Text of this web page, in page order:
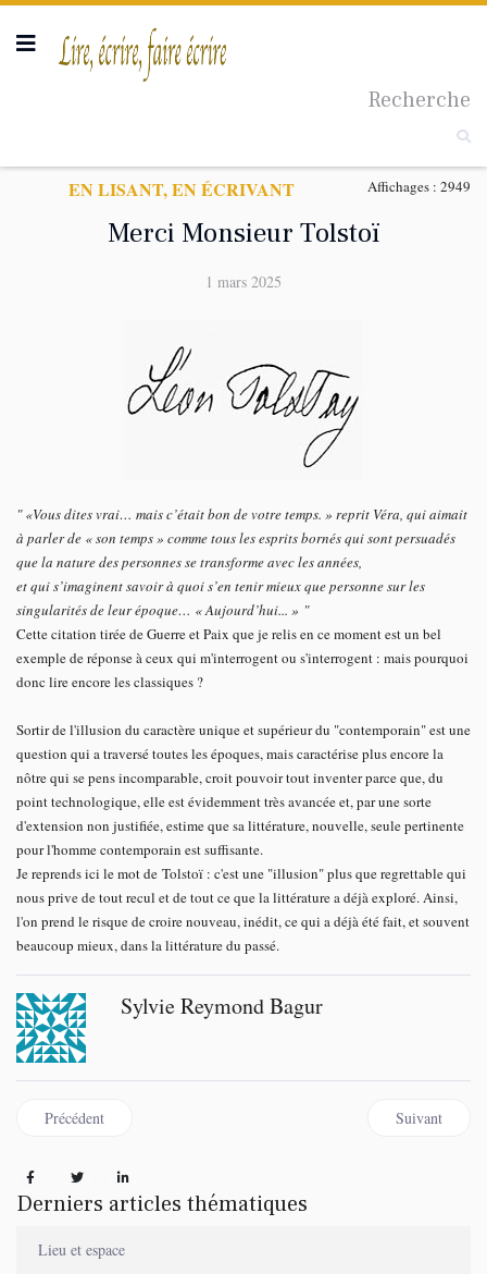
Recherche
EN LISANT, EN ÉCRIVANT Affichages : 2949
Merci Monsieur Tolstoï
1 mars 2025
" «Vous dites vrai… mais c’était bon de votre temps. » reprit Véra, qui aimait
à parler de « son temps » comme tous les esprits bornés qui sont persuadés
que la nature des personnes se transforme avec les années,
et qui s’imaginent savoir à quoi s’en tenir mieux que personne sur les
singularités de leur époque… « Aujourd’hui... » "
Cette citation tirée de Guerre et Paix que je relis en ce moment est un bel
exemple de réponse à ceux qui m'interrogent ou s'interrogent : mais pourquoi
donc lire encore les classiques ?
Sortir de l'illusion du caractère unique et supérieur du "contemporain" est une
question qui a traversé toutes les époques, mais caractérise plus encore la
nôtre qui se pens incomparable, croit pouvoir tout inventer parce que, du
point technologique, elle est évidemment très avancée et, par une sorte
d'extension non justifiée, estime que sa littérature, nouvelle, seule pertinente
pour l'homme contemporain est suffisante.
Je reprends ici le mot de Tolstoï : c'est une "illusion" plus que regrettable qui
nous prive de tout recul et de tout ce que la littérature a déjà exploré. Ainsi,
l'on prend le risque de croire nouveau, inédit, ce qui a déjà été fait, et souvent
beaucoup mieux, dans la littérature du passé.
Sylvie Reymond Bagur
Article précédent : Choisir et mélanger ses cibles
Précédent Article
Suivant
Derniers articles thématiques
Lieu et espace